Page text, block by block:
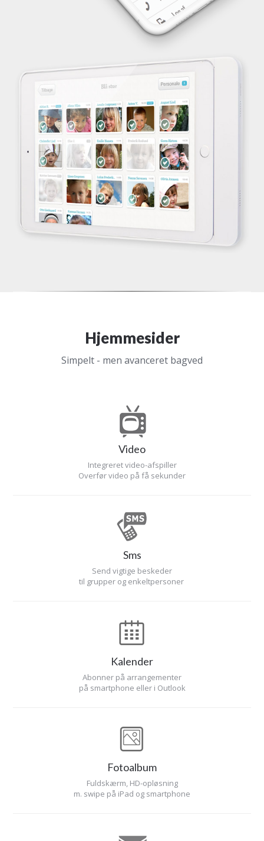
Hjemmesider
Simpelt - men avanceret bagved
Video
Integreret video-afspiller
Overfør video på få sekunder
Sms
Send vigtige beskeder
til grupper og enkeltpersoner
Kalender
Abonner på arrangementer
på smartphone eller i Outlook
Fotoalbum
Fuldskærm, HD-opløsning
m. swipe på iPad og smartphone